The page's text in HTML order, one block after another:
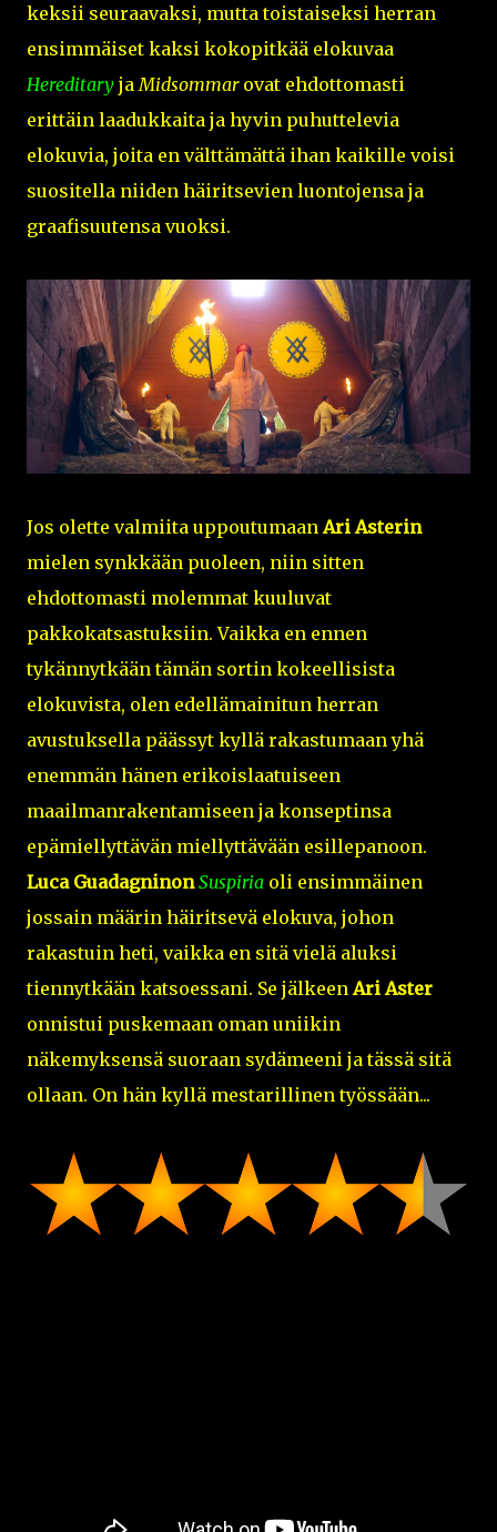
keksii seuraavaksi, mutta toistaiseksi herran
ensimmäiset kaksi kokopitkää elokuvaa
Hereditary ja Midsommarovat ehdottomasti
erittäin laadukkaita ja hyvin puhuttelevia
elokuvia, joita en välttämättä ihan kaikille voisi
suositella niiden häiritsevien luontojensa ja
graafisuutensa vuoksi.
Jos olette valmiita uppoutumaan Ari Asterin
mielen synkkään puoleen, niin sitten
ehdottomasti molemmat kuuluvat
pakkokatsastuksiin. Vaikka en ennen
tykännytkään tämän sortin kokeellisista
elokuvista, olen edellämainitun herran
avustuksella päässyt kyllä rakastumaan yhä
enemmän hänen erikoislaatuiseen
maailmanrakentamiseen ja konseptinsa
epämiellyttävän miellyttävään esillepanoon.
Luca Guadagninon Suspiria oli ensimmäinen
jossain määrin häiritsevä elokuva, johon
rakastuin heti, vaikka en sitä vielä aluksi
tiennytkään katsoessani. Se jälkeen Ari Aster
onnistui puskemaan oman uniikin
näkemyksensä suoraan sydämeeni ja tässä sitä
ollaan. On hän kyllä mestarillinen työssään...